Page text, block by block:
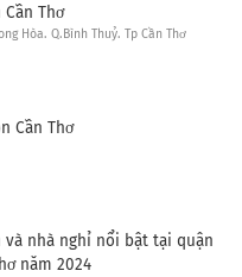
Thơ
Hòa. Q.Bình Thuỷ. Tp Cần Thơ
Cần Thơ
và nhà nghỉ nổi bật tại quận
năm 2024